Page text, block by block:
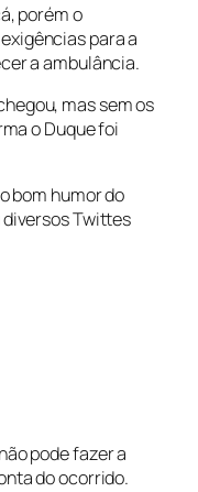
porém o
para a
a ambulância.
mas sem os
o Duque foi
bom humor do
Twittes
pode fazer a
do ocorrido.